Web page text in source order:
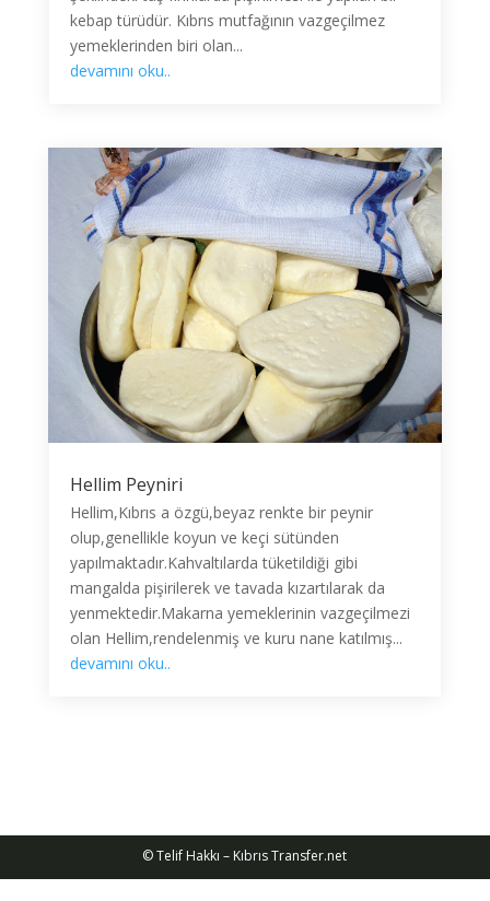
kebap türüdür. Kıbrıs mutfağının vazgeçilmez
yemeklerinden biri olan...
devamını oku..
Hellim Peyniri
Hellim,Kıbrıs a özgü,beyaz renkte bir peynir
olup,genellikle koyun ve keçi sütünden
yapılmaktadır.Kahvaltılarda tüketildiği gibi
mangalda pişirilerek ve tavada kızartılarak da
yenmektedir.Makarna yemeklerinin vazgeçilmezi
olan Hellim,rendelenmiş ve kuru nane katılmış...
devamını oku..
© Telif Hakkı – Kıbrıs Transfer.net